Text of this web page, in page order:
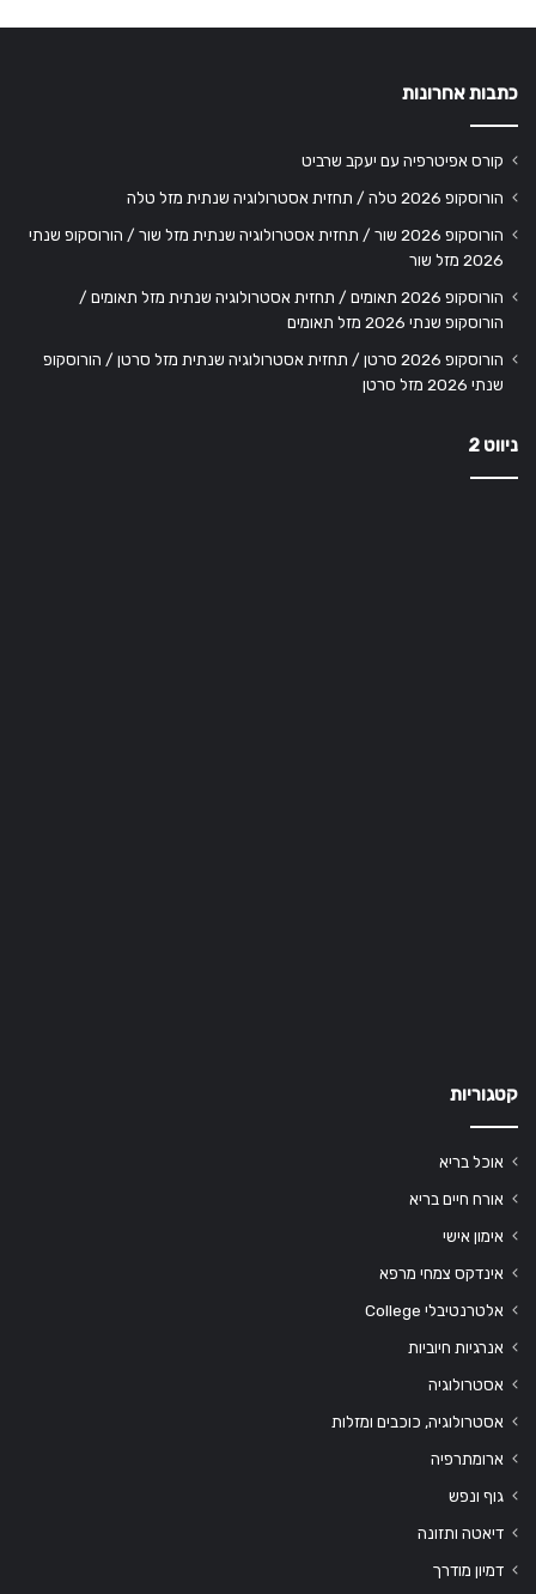
כתבות אחרונות
קורס אפיטרפיה עם יעקב שרביט
הורוסקופ 2026 טלה / תחזית אסטרולוגיה שנתית מזל טלה
הורוסקופ 2026 שור / תחזית אסטרולוגיה שנתית מזל שור / הורוסקופ שנתי
2026 מזל שור
הורוסקופ 2026 תאומים / תחזית אסטרולוגיה שנתית מזל תאומים /
הורוסקופ שנתי 2026 מזל תאומים
הורוסקופ 2026 סרטן / תחזית אסטרולוגיה שנתית מזל סרטן / הורוסקופ
שנתי 2026 מזל סרטן
ניווט 2
קטגוריות
אוכל בריא
אורח חיים בריא
אימון אישי
אינדקס צמחי מרפא
אלטרנטיבלי College
אנרגיות חיוביות
אסטרולוגיה
אסטרולוגיה, כוכבים ומזלות
ארומתרפיה
גוף ונפש
דיאטה ותזונה
דמיון מודרך